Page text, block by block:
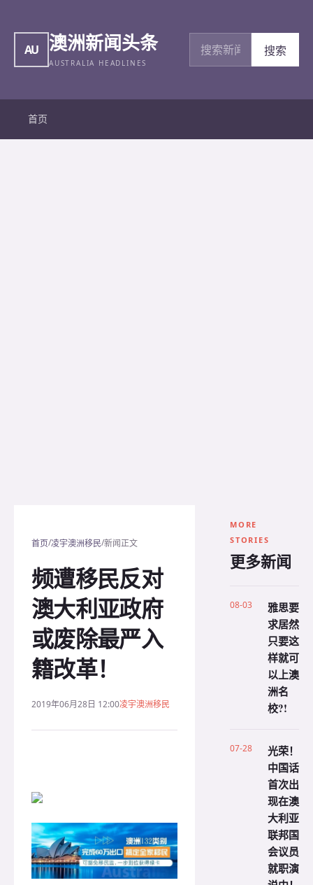
AU 澳洲新闻头条
AUSTRALIA HEADLINES
搜索新闻
搜索
首页
首页/凌宇澳洲移民/新闻正文
频遭移民反对
澳大利亚政府
或废除最严入
籍改革！
2019年06月28日 12:00凌宇澳洲移民
MORE
STORIES
更多新闻
08-03
雅思要
求居然
只要这
样就可
以上澳
洲名
校?!
07-28
光荣！
中国话
首次出
现在澳
大利亚
联邦国
会议员
就职演